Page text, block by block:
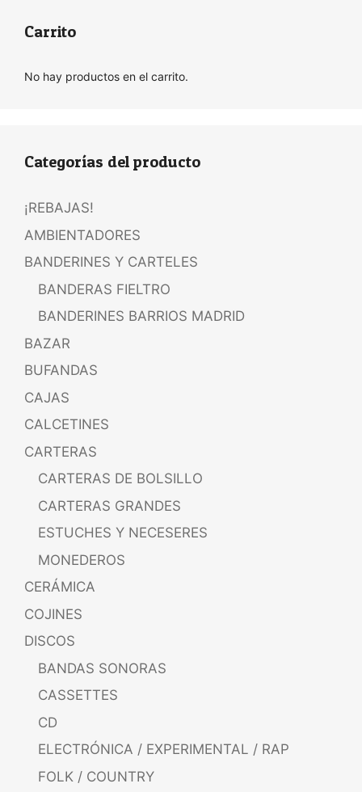
Carrito
No hay productos en el carrito.
Categorías del producto
¡REBAJAS!
AMBIENTADORES
BANDERINES Y CARTELES
BANDERAS FIELTRO
BANDERINES BARRIOS MADRID
BAZAR
BUFANDAS
CAJAS
CALCETINES
CARTERAS
CARTERAS DE BOLSILLO
CARTERAS GRANDES
ESTUCHES Y NECESERES
MONEDEROS
CERÁMICA
COJINES
DISCOS
BANDAS SONORAS
CASSETTES
CD
ELECTRÓNICA / EXPERIMENTAL / RAP
FOLK / COUNTRY